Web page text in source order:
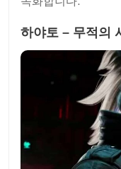
하야토 – 무적의